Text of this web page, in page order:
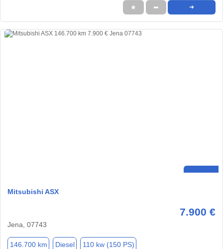
★ ➦ ➜
Mitsubishi ASX
7.900 €
Jena, 07743
146.700 km Diesel 110 kw (150 PS)